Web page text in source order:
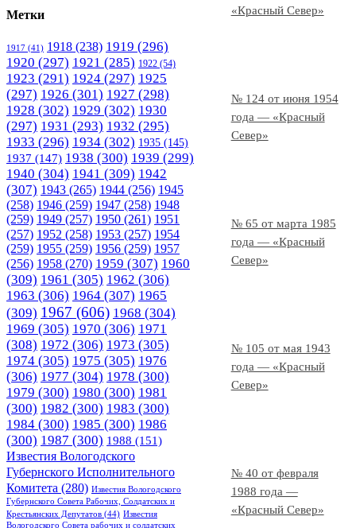
«Красный Север»
№ 124 от июня 1954
года — «Красный
Север»
№ 65 от марта 1985
года — «Красный
Север»
№ 105 от мая 1943
года — «Красный
Север»
№ 40 от февраля
1988 года —
«Красный Север»
Метки
1917 (41) 1918 (238) 1919 (296)
1920 (297) 1921 (285) 1922 (54)
1923 (291) 1924 (297) 1925
(297) 1926 (301) 1927 (298)
1928 (302) 1929 (302) 1930
(297) 1931 (293) 1932 (295)
1933 (296) 1934 (302) 1935 (145)
1937 (147) 1938 (300) 1939 (299)
1940 (304) 1941 (309) 1942
(307) 1943 (265) 1944 (256) 1945
(258) 1946 (259) 1947 (258) 1948
(259) 1949 (257) 1950 (261) 1951
(257) 1952 (258) 1953 (257) 1954
(259) 1955 (259) 1956 (259) 1957
(256) 1958 (270) 1959 (307) 1960
(309) 1961 (305) 1962 (306)
1963 (306) 1964 (307) 1965
(309) 1967 (606) 1968 (304)
1969 (305) 1970 (306) 1971
(308) 1972 (306) 1973 (305)
1974 (305) 1975 (305) 1976
(306) 1977 (304) 1978 (300)
1979 (300) 1980 (300) 1981
(300) 1982 (300) 1983 (300)
1984 (300) 1985 (300) 1986
(300) 1987 (300) 1988 (151)
Известия Вологодского
Губернского Исполнительного
Комитета (280) Известия Вологодского
Губернского Совета Рабочих, Солдатских и
Крестьянских Депутатов (44) Известия
Вологодского Совета рабочих и солдатских